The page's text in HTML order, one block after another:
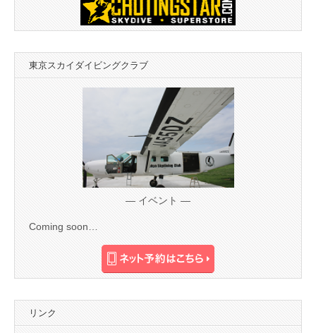
東京スカイダイビングクラブ
— イベント —
Coming soon…
リンク